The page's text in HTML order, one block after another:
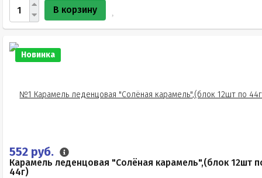
В корзину
Новинка
552 руб.
Карамель леденцовая "Солёная карамель",(блок 12шт
44г)